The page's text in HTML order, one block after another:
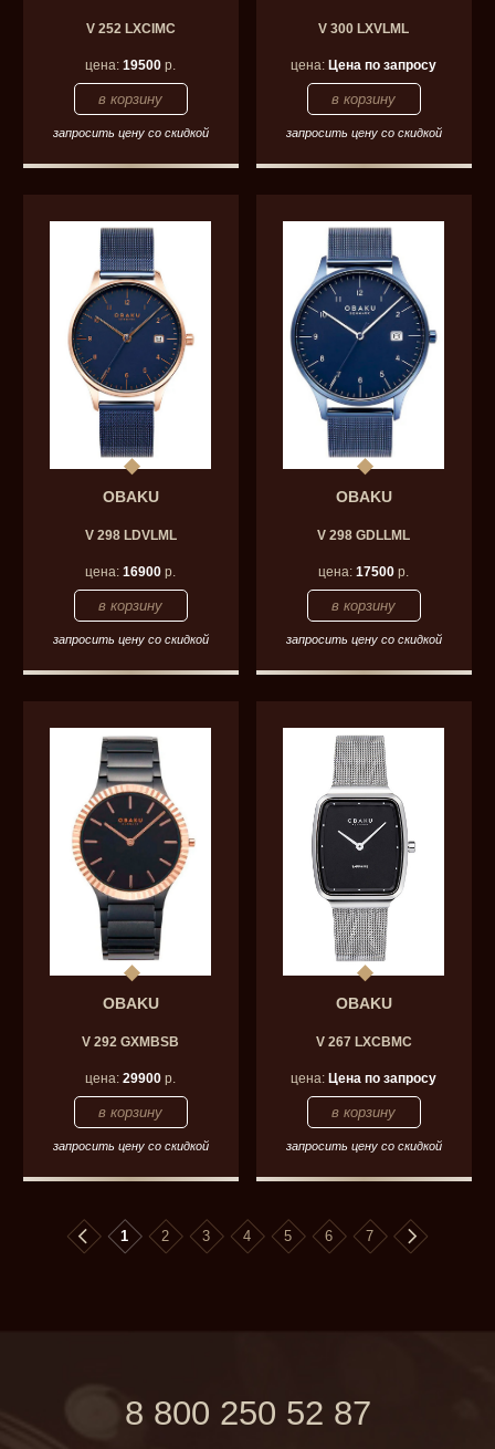
V 252 LXCIMC
цена:19500 р.
запросить цену со скидкой
V 300 LXVLML
цена:Цена по запросу
запросить цену со скидкой
OBAKU
V 298 LDVLML
цена:16900 р.
запросить цену со скидкой
OBAKU
V 298 GDLLML
цена:17500 р.
запросить цену со скидкой
OBAKU
V 292 GXMBSB
цена:29900 р.
запросить цену со скидкой
OBAKU
V 267 LXCBMC
цена:Цена по запросу
запросить цену со скидкой
1 2 3 4 5 6 7
8 800 250 52 87